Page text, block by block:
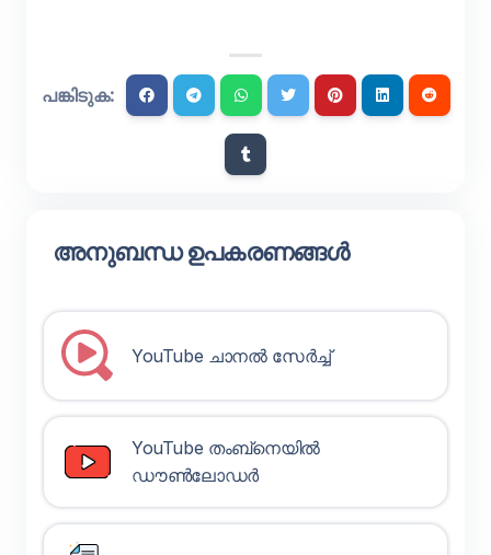
പങ്കിടുക:
അനുബന്ധ ഉപകരണങ്ങൾ
YouTube ചാനൽ സേർച്ച്
YouTube തംബ്‌നെയിൽ
ഡൗൺലോഡർ